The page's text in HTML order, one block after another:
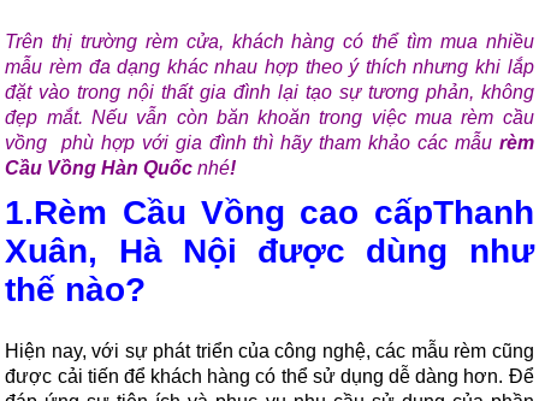
Trên thị trường rèm cửa, khách hàng có thể tìm mua nhiều
mẫu rèm đa dạng khác nhau hợp theo ý thích nhưng khi lắp
đặt vào trong nội thất gia đình lại tạo sự tương phản, không
đẹp mắt. Nếu vẫn còn băn khoăn trong việc mua rèm cầu
vồng phù hợp với gia đình thì hãy tham khảo các mẫu rèm
Cầu Vồng Hàn Quốcnhé!
1.Rèm Cầu Vồng cao cấpThanh
Xuân, Hà Nội được dùng như
thế nào?
Hiện nay, với sự phát triển của công nghệ, các mẫu rèm cũng
được cải tiến để khách hàng có thể sử dụng dễ dàng hơn. Để